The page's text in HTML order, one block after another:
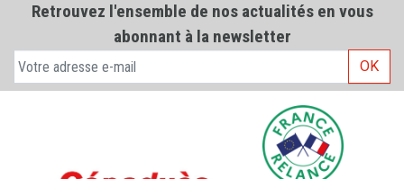
Retrouvez l'ensemble de nos actualités en vous
abonnant à la newsletter
OK